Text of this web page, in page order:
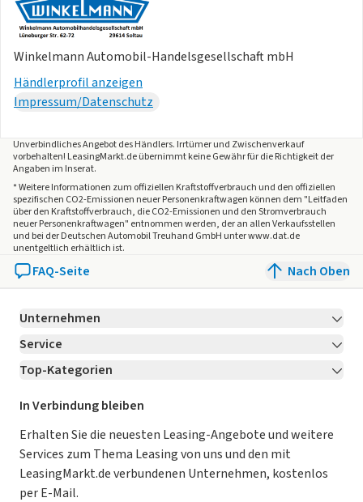
Winkelmann Automobil-Handelsgesellschaft mbH
Händlerprofil anzeigen
Impressum/Datenschutz
Unverbindliches Angebot desHändlers. Irrtümer und Zwischenverkauf
vorbehalten! LeasingMarkt.de übernimmt keine Gewähr für die Richtigkeit der
Angaben im Inserat.
* Weitere Informationen zum offiziellen Kraftstoffverbrauch und den offiziellen
spezifischen CO2-Emissionen neuer Personenkraftwagen können dem "Leitfaden
über den Kraftstoffverbrauch, die CO2-Emissionen und den Stromverbrauch
neuer Personenkraftwagen" entnommen werden, der an allen Verkaufsstellen
und bei der Deutschen Automobil Treuhand GmbH unter www.dat.de
unentgeltlich erhältlich ist.
FAQ-Seite Nach Oben
Unternehmen
Über LeasingMarkt.de
Karriere Jetzt bewerben!
Für Händler
Kooperation mit AutoScout24
AGB
Datenschutz
Service
Kontakt
Ratgeber
Magazin
Datenschutz-Einstellungen
So funktioniert’s
Top-Kategorien
Leasing Deals
Gebrauchtwagen Leasing
Leasing ohne Anzahlung
E-Auto Leasing
In Verbindung bleiben
Erhalten Sie die neuesten Leasing-Angebote und weitere
Services zum Thema Leasing von uns und den mit
LeasingMarkt.de verbundenen Unternehmen, kostenlos
per E-Mail.